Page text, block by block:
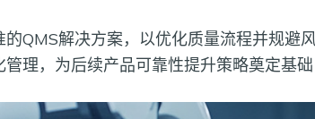
QMS解决方案，以优化质量流程并规避
理，为后续产品可靠性提升策略奠定基础